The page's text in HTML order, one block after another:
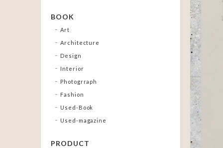
BOOK
Art
Architecture
Design
Interior
Photogrraph
Fashion
Used-Book
Used-magazine
PRODUCT